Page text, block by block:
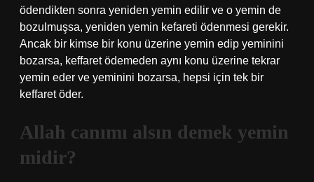
ödendikten sonra yeniden yemin edilir ve o yemin de
bozulmuşsa, yeniden yemin kefareti ödenmesi gerekir.
Ancak bir kimse bir konu üzerine yemin edip yeminini
bozarsa, keffaret ödemeden aynı konu üzerine tekrar
yemin eder ve yeminini bozarsa, hepsi için tek bir
keffaret öder.
Allah canımı alsın demek yemin
midir?